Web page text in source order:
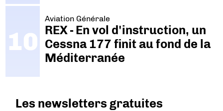
Aviation Générale
REX - En vol d'instruction, un
Cessna 177 finit au fond de la
Méditerranée
Les newsletters gratuites